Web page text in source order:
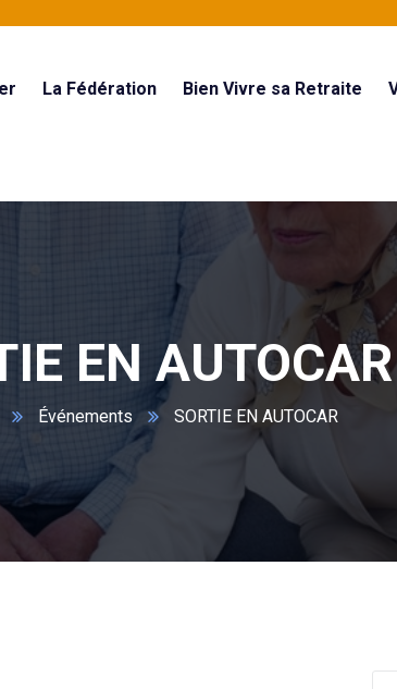
La Fédération Bien Vivre sa Retraite
EN AUTOCAR
Événements SORTIE EN AUTOCAR